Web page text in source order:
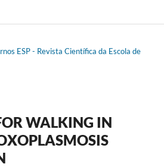
ESP - Revista Cientí­fica da Escola de
WALKING IN